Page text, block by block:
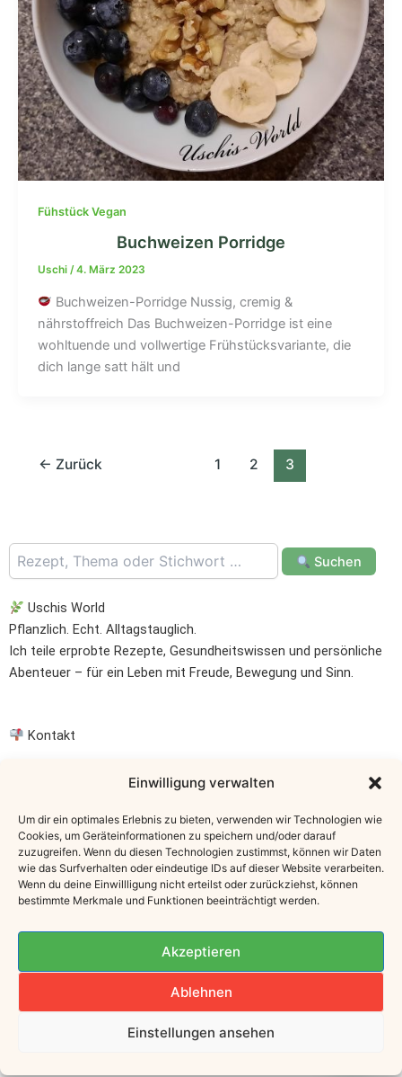
Einwilligung verwalten
Um dir ein optimales Erlebnis zu bieten, verwenden wir Technologien wie
Cookies, um Geräteinformationen zu speichern und/oder darauf
zuzugreifen. Wenn du diesen Technologien zustimmst, können wir Daten
wie das Surfverhalten oder eindeutige IDs auf dieser Website verarbeiten.
Wenn du deine Einwillligung nicht erteilst oder zurückziehst, können
bestimmte Merkmale und Funktionen beeinträchtigt werden.
Akzeptieren
Ablehnen
Einstellungen ansehen
Fühstück Vegan
Buchweizen Porridge
Uschi /4. März 2023
Buchweizen-Porridge Nussig, cremig &
nährstoffreich Das Buchweizen-Porridge ist eine
wohltuende und vollwertige Frühstücksvariante, die
dich lange satt hält und
← Zurück 1 2 3
Suchen
Uschis World
Pflanzlich. Echt. Alltagstauglich.
Ich teile erprobte Rezepte, Gesundheitswissen und persönliche
Abenteuer – für ein Leben mit Freude, Bewegung und Sinn.
Kontakt
E-Mail: info@uschis-world.at
Instagram: @uschifinster
Newsletter
„Hol dir Inspiration für Alltag & Küche –
Hier eintragen
© 2025 Uschis World